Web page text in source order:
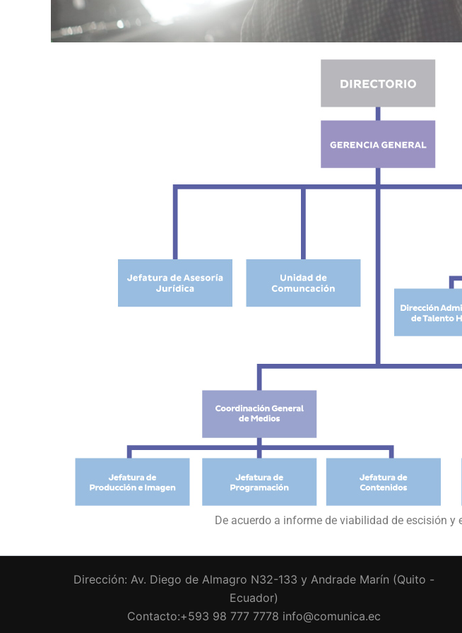
De acuerdo a informe de viabilidad de escisión
Dirección: Av. Diego de Almagro N32-133 y Andrade Marín (Quito -
Ecuador)
Contacto:+593 98 777 7778 info@comunica.ec